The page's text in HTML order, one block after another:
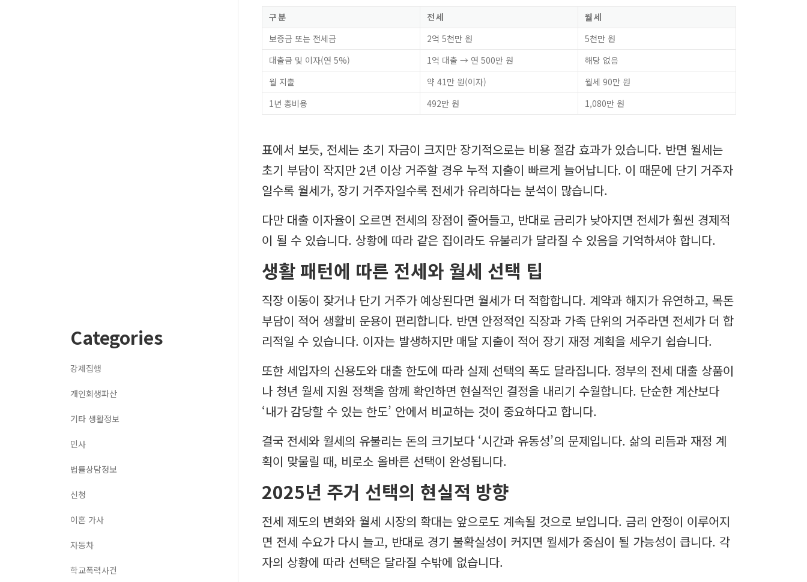
구분 전세
월세
보증금 또는 전세금
2억 5천만 원
5천만 원
대출금 및 이자(연 5%)
1억 대출 → 연 500만 원
해당 없음
월 지출
약 41만 원(이자)
월세 90만 원
1년 총비용
492만 원 1,080만 원
표에서 보듯, 전세는 초기 자금이 크지만 장기적으로는 비용 절감 효과가 있습니다. 반면 월세는
초기 부담이 작지만 2년 이상 거주할 경우 누적 지출이 빠르게 늘어납니다. 이 때문에 단기 거주자
일수록 월세가, 장기 거주자일수록 전세가 유리하다는 분석이 많습니다.
다만 대출 이자율이 오르면 전세의 장점이 줄어들고, 반대로 금리가 낮아지면 전세가 훨씬 경제적
이 될 수 있습니다. 상황에 따라 같은 집이라도 유불리가 달라질 수 있음을 기억하셔야 합니다.
생활 패턴에 따른 전세와 월세 선택 팁
직장 이동이 잦거나 단기 거주가 예상된다면 월세가 더 적합합니다. 계약과 해지가 유연하고, 목돈
부담이 적어 생활비 운용이 편리합니다. 반면 안정적인 직장과 가족 단위의 거주라면 전세가 더 합
리적일 수 있습니다. 이자는 발생하지만 매달 지출이 적어 장기 재정 계획을 세우기 쉽습니다.
또한 세입자의 신용도와 대출 한도에 따라 실제 선택의 폭도 달라집니다. 정부의 전세 대출 상품이
나 청년 월세 지원 정책을 함께 확인하면 현실적인 결정을 내리기 수월합니다. 단순한 계산보다
‘내가 감당할 수 있는 한도’ 안에서 비교하는 것이 중요하다고 합니다.
결국 전세와 월세의 유불리는 돈의 크기보다 ‘시간과 유동성’의 문제입니다. 삶의 리듬과 재정 계
획이 맞물릴 때, 비로소 올바른 선택이 완성됩니다.
2025년 주거 선택의 현실적 방향
전세 제도의 변화와 월세 시장의 확대는 앞으로도 계속될 것으로 보입니다. 금리 안정이 이루어지
면 전세 수요가 다시 늘고, 반대로 경기 불확실성이 커지면 월세가 중심이 될 가능성이 큽니다. 각
자의 상황에 따라 선택은 달라질 수밖에 없습니다.
Categories
강제집행
개인회생파산
기타 생활정보
민사
법률상담정보
신청
이혼 가사
자동차
학교폭력사건